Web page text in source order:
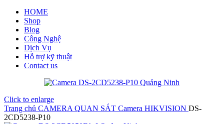
HOME
Shop
Blog
Công Nghệ
Dịch Vụ
Hỗ trợ kỹ thuật
Contact us
Click to enlarge
Trang chủ CAMERA QUAN SÁT Camera HIKVISION DS-
2CD5238-P10